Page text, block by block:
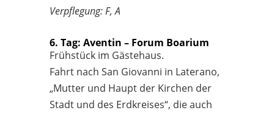
Verpflegung: F, A
6. Tag: Aventin – Forum Boarium
Frühstück im Gästehaus.
Fahrt nach San Giovanni in Laterano,
„Mutter und Haupt der Kirchen der
Stadt und des Erdkreises“, die auch